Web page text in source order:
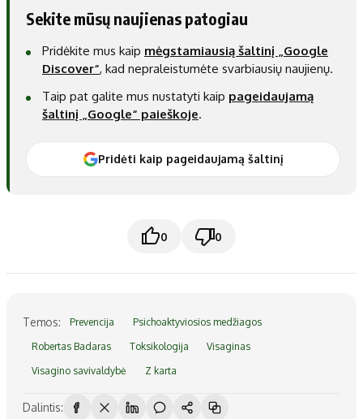
Sekite mūsų naujienas patogiau
Pridėkite mus kaip mėgstamiausią šaltinį „Google
Discover“, kad nepraleistumėte svarbiausių naujienų.
Taip pat galite mus nustatyti kaip pageidaujamą
šaltinį „Google“ paieškoje.
Pridėti kaip pageidaujamą šaltinį
0 0
Temos: Prevencija Psichoaktyviosios medžiagos
Robertas Badaras Toksikologija Visaginas
Visagino savivaldybė Z karta
Dalintis: